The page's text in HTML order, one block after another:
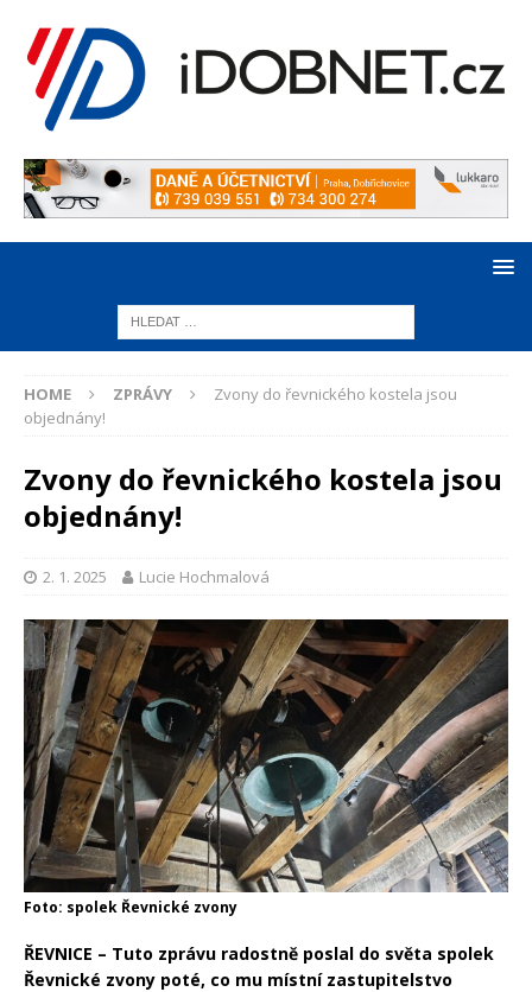
HOME ZPRÁVY
Zvony do řevnického kostela jsou
objednány!
Zvony do řevnického kostela jsou
objednány!
2. 1. 2025 Lucie Hochmalová
Foto: spolek Řevnické zvony
ŘEVNICE – Tuto zprávu radostně poslal do světa spolek
Řevnické zvony poté, co mu místní zastupitelstvo